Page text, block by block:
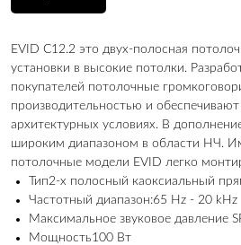
EVID C12.2 это двух-полосная
установки в высокие потолки.
покупателей потолочные
производительностью и
архитектурных условиях. В
широким диапазоном в области НЧ.
потолочные модели EVID легко
Тип2-х полосный каоксиальный
Частотный диапазон:65 Hz - 20 kHz
Максимальное звуковое давление
Мощность100 Вт